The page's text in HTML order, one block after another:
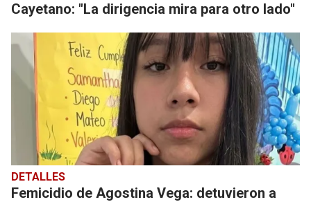
Cayetano: "La dirigencia mira para otro lado"
DETALLES
Femicidio de Agostina Vega: detuvieron a